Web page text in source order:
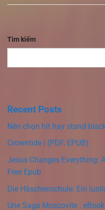
Tìm kiếm
Recent Posts
Nên chọn hit hay stand
Crowntide | (PDF, EPUB)
Jesus Changes Everything:
Free Epub
Die Häschenschule: Ein
Une Saga Moscovite : eBook